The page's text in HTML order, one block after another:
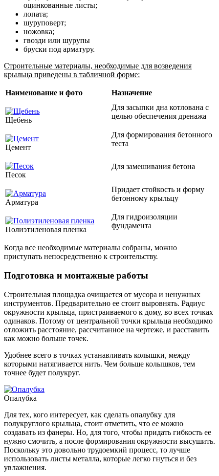
оцинкованные листы;
лопата;
шуруповерт;
ножовка;
гвозди или шурупы
бруски под арматуру.
Строительные материалы, необходимые для возведения
крыльца приведены в табличной форме:
Наименование и фото Назначение
Щебень
Для засыпки дна котлована с
целью обеспечения дренажа
Цемент
Для формирования бетонного
теста
Песок
Для замешивания бетона
Арматура
Придает стойкость и форму
бетонному крыльцу
Полиэтиленовая пленка
Для гидроизоляции
фундамента
Когда все необходимые материалы собраны, можно
приступать непосредственно к строительству.
Подготовка и монтажные работы
Строительная площадка очищается от мусора и ненужных
инструментов. Предварительно ее стоит выровнять. Радиус
окружности крыльца, пристраиваемого к дому, во всех точках
одинаков. Потому от центральной точки крыльца необходимо
отложить расстояние, рассчитанное на чертеже, и расставить
как можно больше точек.
Удобнее всего в точках устанавливать колышки, между
которыми натягивается нить. Чем больше колышков, тем
точнее будет полукруг.
Опалубка
Для тех, кого интересует, как сделать опалубку для
полукруглого крыльца, стоит отметить, что ее можно
создавать из фанеры. Но, для того, чтобы придать гибкость ее
нужно смочить, а после формирования окружности высушить.
Поскольку это довольно трудоемкий процесс, то лучше
использовать листы металла, которые легко гнуться и без
увлажнения.